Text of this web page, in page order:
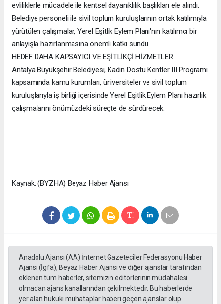
evliliklerle mücadele ile kentsel dayanıklılık başlıkları ele alındı.
Belediye personeli ile sivil toplum kuruluşlarının ortak katılımıyla
yürütülen çalışmalar, Yerel Eşitlik Eylem Planı'nın katılımcı bir
anlayışla hazırlanmasına önemli katkı sundu.
HEDEF DAHA KAPSAYICI VE EŞİTLİKÇİ HİZMETLER
Antalya Büyükşehir Belediyesi, Kadın Dostu Kentler III Programı
kapsamında kamu kurumları, üniversiteler ve sivil toplum
kuruluşlarıyla iş birliği içerisinde Yerel Eşitlik Eylem Planı hazırlık
çalışmalarını önümüzdeki süreçte de sürdürecek.
Kaynak: (BYZHA) Beyaz Haber Ajansı
Anadolu Ajansı (AA) İnternet Gazeteciler Federasyonu Haber
Ajansı (İgfa), Beyaz Haber Ajansı ve diğer ajanslar tarafından
eklenen tüm haberler, sitemizin editörlerinin müdahalesi
olmadan ajans kanallarından çekilmektedir. Bu haberlerde
yer alan hukuki muhataplar haberi geçen ajanslar olup